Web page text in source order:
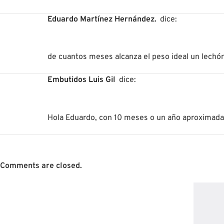
Eduardo Martínez Hernández. dice:
de cuantos meses alcanza el peso ideal un
Embutidos Luis Gil dice:
Hola Eduardo, con 10 meses o un año
Comments are closed.